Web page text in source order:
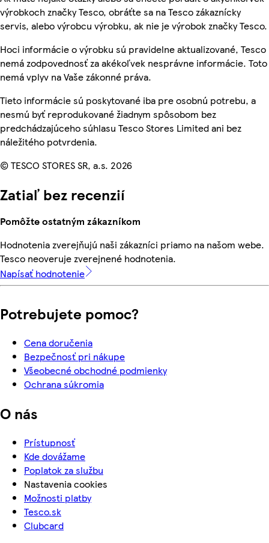
výrobkoch značky Tesco, obráťte sa na Tesco zákaznícky
servis, alebo výrobcu výrobku, ak nie je výrobok značky Tesco.
Hoci informácie o výrobku sú pravidelne aktualizované, Tesco
nemá zodpovednosť za akékoľvek nesprávne informácie. Toto
nemá vplyv na Vaše zákonné práva.
Tieto informácie sú poskytované iba pre osobnú potrebu, a
nesmú byť reprodukované žiadnym spôsobom bez
predchádzajúceho súhlasu Tesco Stores Limited ani bez
náležitého potvrdenia.
© TESCO STORES SR, a.s. 2026
Zatiaľ bez recenzií
Pomôžte ostatným zákazníkom
Hodnotenia zverejňujú naši zákazníci priamo na našom webe.
Tesco neoveruje zverejnené hodnotenia.
Napísať hodnotenie
Potrebujete pomoc?
Cena doručenia
Bezpečnosť pri nákupe
Všeobecné obchodné podmienky
Ochrana súkromia
O nás
Prístupnosť
Kde dovážame
Poplatok za službu
Nastavenia cookies
Možnosti platby
Tesco.sk
Clubcard